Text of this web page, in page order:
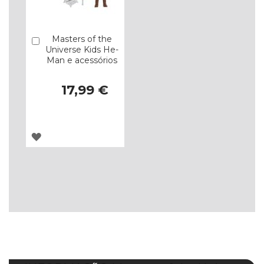
Masters of the
Universe Kids He-
Man e acessórios
17,99 €
Comprar
ADICIONAR